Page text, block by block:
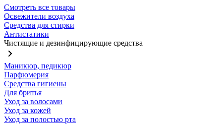
Смотреть все товары
Освежители воздуха
Средства для стирки
Антистатики
Чистящие и дезинфицирующие средства
Маникюр, педикюр
Парфюмерия
Средства гигиены
Для бритья
Уход за волосами
Уход за кожей
Уход за полостью рта